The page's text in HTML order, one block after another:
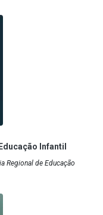
Infantil
Regional de Educação